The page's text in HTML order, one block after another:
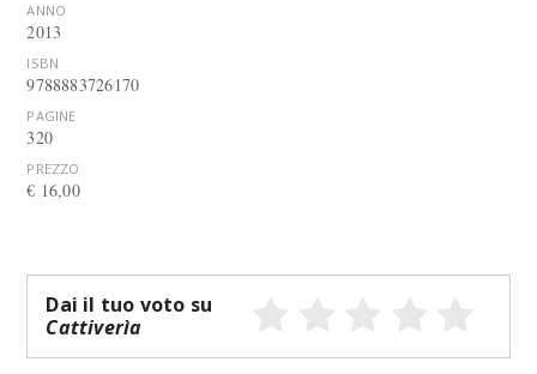
ANNO
2013
ISBN
9788883726170
PAGINE
320
PREZZO
€ 16,00
Dai il tuo voto su
Cattiverìa